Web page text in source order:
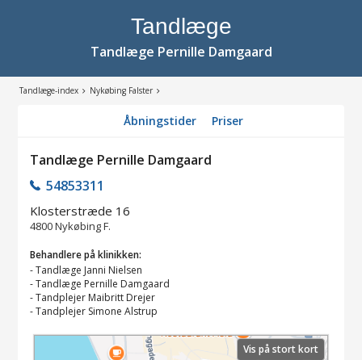
Tandlæge
Tandlæge Pernille Damgaard
Tandlæge-index Nykøbing Falster
Åbningstider Priser
Tandlæge Pernille Damgaard
54853311
Klosterstræde 16
4800Nykøbing F.
Behandlere på klinikken:
-Tandlæge Janni Nielsen
-Tandlæge Pernille Damgaard
-Tandplejer Maibritt Drejer
-Tandplejer Simone Alstrup
Vis på stort kort